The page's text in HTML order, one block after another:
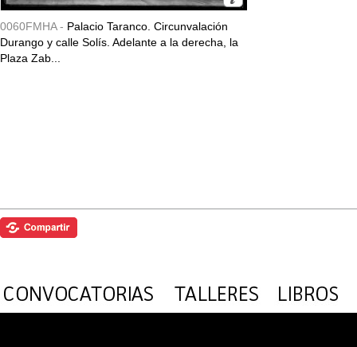
0060FMHA - Palacio Taranco. Circunvalación
Durango y calle Solís. Adelante a la derecha, la
Plaza Zab...